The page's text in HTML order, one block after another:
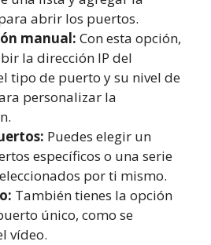
abrir los puertos.
manual: Con esta opción,
la dirección IP del
tipo de puerto y su nivel de
personalizar la
Puedes elegir un
específicos o una serie
por ti mismo.
También tienes la opción
único, como se
vídeo.